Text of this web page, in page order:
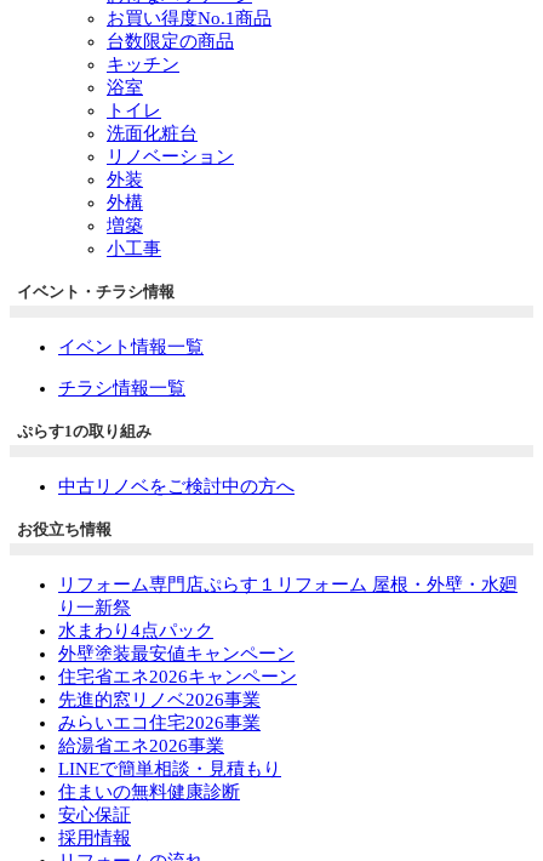
お買い得度No.1商品
台数限定の商品
キッチン
浴室
トイレ
洗面化粧台
リノベーション
外装
外構
増築
小工事
イベント・チラシ情報
イベント情報一覧
チラシ情報一覧
ぷらす1の取り組み
中古リノベをご検討中の方へ
お役立ち情報
リフォーム専門店ぷらす１リフォーム 屋根・外壁・水廻
り一新祭
水まわり4点パック
外壁塗装最安値キャンペーン
住宅省エネ2026キャンペーン
先進的窓リノベ2026事業
みらいエコ住宅2026事業
給湯省エネ2026事業
LINEで簡単相談・見積もり
住まいの無料健康診断
安心保証
採用情報